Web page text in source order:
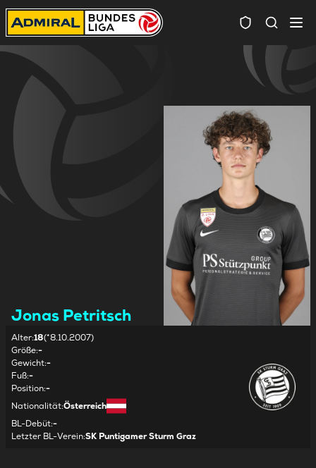
Jonas Petritsch
Alter:18(*8.10.2007)
Größe:-
Gewicht:-
Fuß:-
Position:-
Nationalität:Österreich
BL-Debüt:-
Letzter BL-Verein:SK Puntigamer Sturm Graz